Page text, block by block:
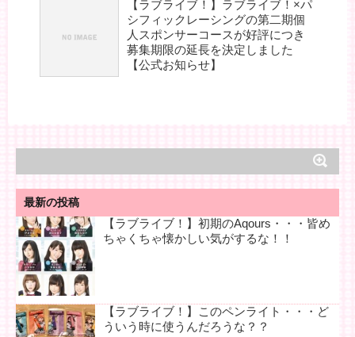
【ラブライブ！】ラブライブ！×パ
シフィックレーシングの第二期個
人スポンサーコースが好評につき
募集期限の延長を決定しました
【公式お知らせ】
最新の投稿
【ラブライブ！】初期のAqours・・・皆め
ちゃくちゃ懐かしい気がするな！！
【ラブライブ！】このペンライト・・・ど
ういう時に使うんだろうな？？